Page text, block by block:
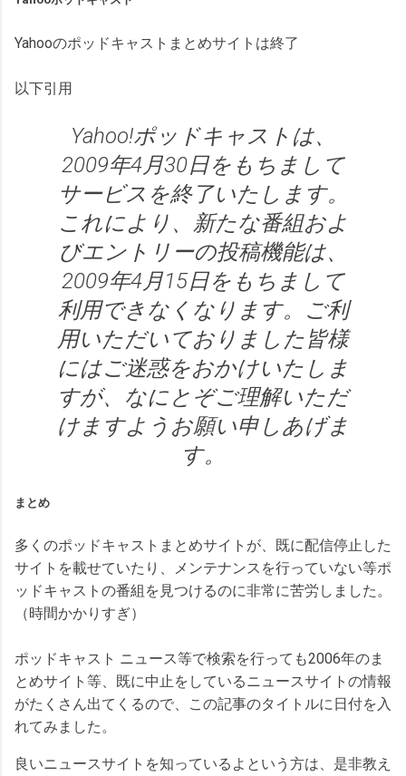
Yahooのポッドキャストまとめサイトは終了
以下引用
Yahoo!ポッドキャストは、
2009年4月30日をもちまして
サービスを終了いたします。
これにより、新たな番組およ
びエントリーの投稿機能は、
2009年4月15日をもちまして
利用できなくなります。ご利
用いただいておりました皆様
にはご迷惑をおかけいたしま
すが、なにとぞご理解いただ
けますようお願い申しあげま
す。
まとめ
多くのポッドキャストまとめサイトが、既に配信停止した
サイトを載せていたり、メンテナンスを行っていない等ポ
ッドキャストの番組を見つけるのに非常に苦労しました。
（時間かかりすぎ）
ポッドキャスト ニュース等で検索を行っても2006年のま
とめサイト等、既に中止をしているニュースサイトの情報
がたくさん出てくるので、この記事のタイトルに日付を入
れてみました。
良いニュースサイトを知っているよという方は、是非教え